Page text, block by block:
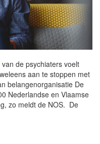
de psychiaters voelt
aan te stoppen met
belangenorganisatie De
Nederlandse en Vlaamse
zo meldt de NOS. De